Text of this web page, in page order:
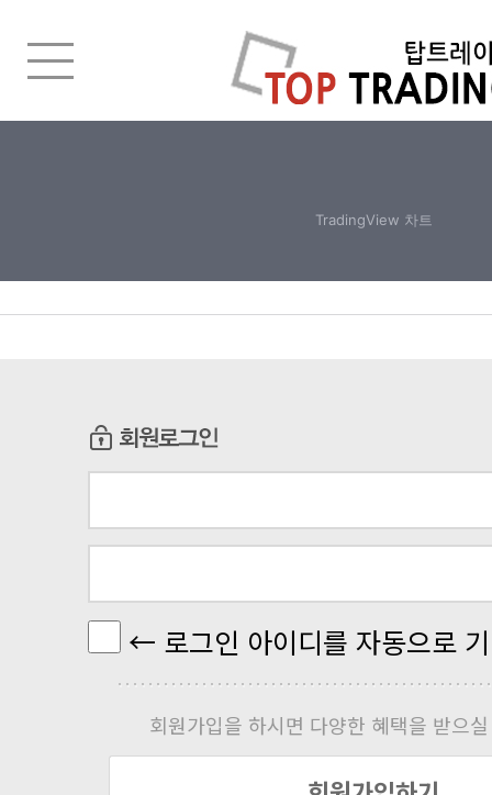
TradingView 차트
← 로그인 아이디를 자동으로
회원가입을 하시면 다양한 혜택을 받으